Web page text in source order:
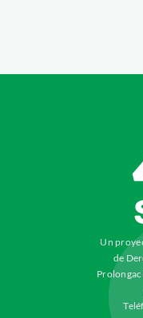
Un
de